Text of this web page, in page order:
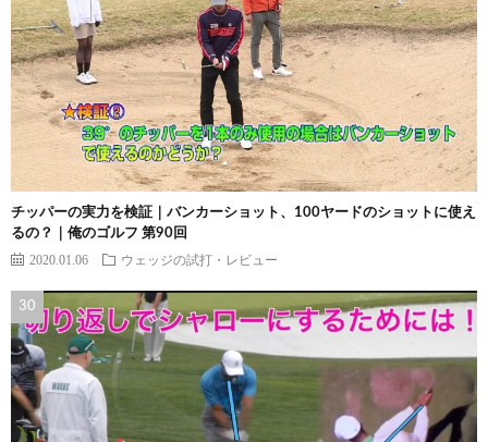
チッパーの実力を検証｜バンカーショット、100ヤードのショットに使え
るの？｜俺のゴルフ 第90回
2020.01.06 ウェッジの試打・レビュー